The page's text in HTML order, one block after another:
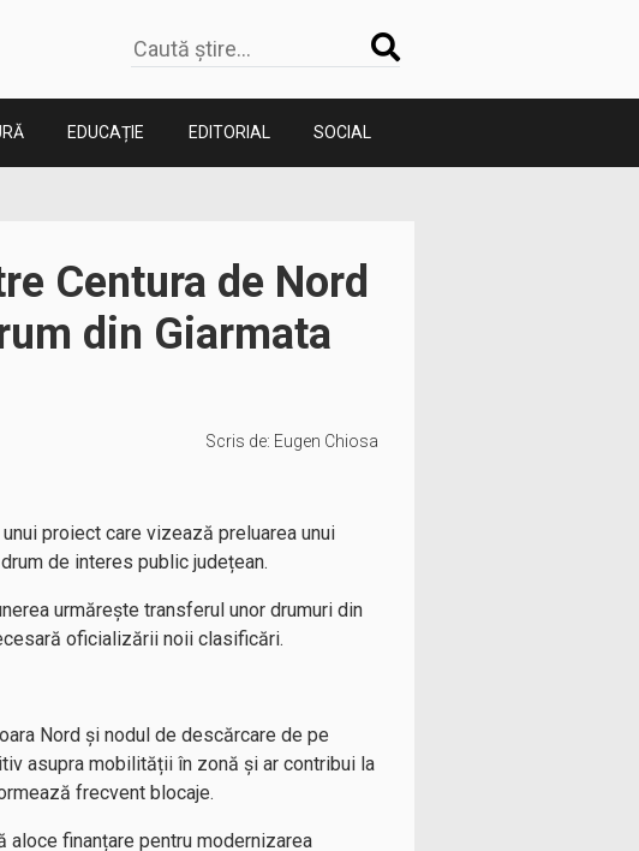
EDUCAȚIE EDITORIAL SOCIAL
Centura de Nord
din Giarmata
Scris de: Eugen Chiosa
proiect care vizează preluarea unui
de interes public județean.
urmărește transferul unor drumuri din
oficializării noii clasificări.
Nord și nodul de descărcare de pe
asupra mobilității în zonă și ar contribui la
frecvent blocaje.
aloce finanțare pentru modernizarea